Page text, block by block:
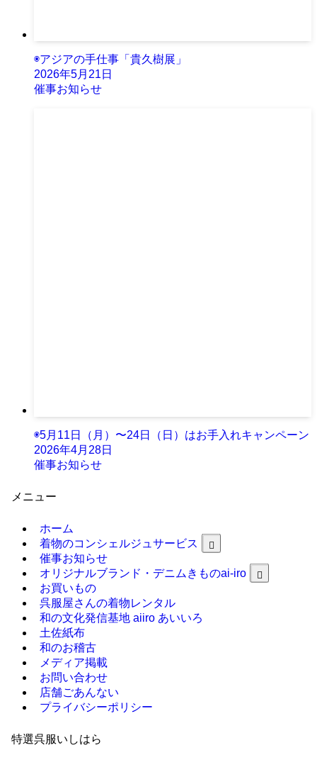
◉アジアの手仕事「貴久樹展」
2026年5月21日
催事お知らせ
◉5月11日（月）〜24日（日）はお手入れキャンペーン
2026年4月28日
催事お知らせ
メニュー
ホーム
着物のコンシェルジュサービス
催事お知らせ
オリジナルブランド・デニムきものai-iro
お買いもの
呉服屋さんの着物レンタル
和の文化発信基地 aiiro あいいろ
土佐紙布
和のお稽古
メディア掲載
お問い合わせ
店舗ごあんない
プライバシーポリシー
特選呉服いしはら